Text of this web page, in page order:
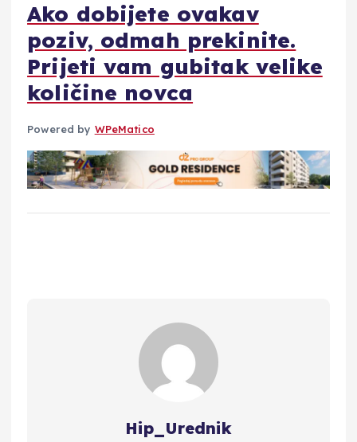
Ako dobijete ovakav
poziv, odmah prekinite.
Prijeti vam gubitak velike
količine novca
Powered by WPeMatico
Hip_Urednik